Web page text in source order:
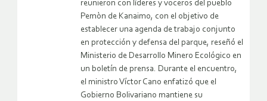
reunieron con líderes y voceros del pueblo
Pemòn de Kanaimo, con el objetivo de
establecer una agenda de trabajo conjunto
en protección y defensa del parque, reseñó el
Ministerio de Desarrollo Minero Ecológico en
un boletín de prensa. Durante el encuentro,
el ministro Víctor Cano enfatizó que el
Gobierno Bolivariano mantiene su